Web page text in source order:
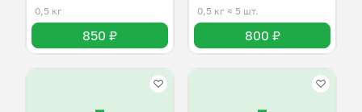
0,5 кг
850 ₽
0,5 кг ≈ 5 шт.
800 ₽